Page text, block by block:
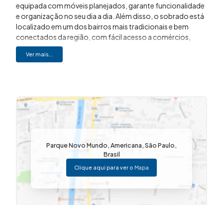
equipada com móveis planejados, garante funcionalidade
e organização no seu dia a dia. Além disso, o sobrado está
localizado em um dos bairros mais tradicionais e bem
conectados da região, com fácil acesso a comércios,
escolas e transporte público. Imóvel é uma excelente
oportunidade para quem deseja morar com qualidade e ter
imobiliária que causa magia em você!
Ver mais...
Parque Novo Mundo,Americana,São Paulo,
Brasil
Clique aqui para ver o Mapa